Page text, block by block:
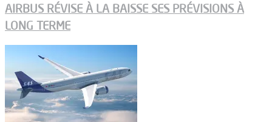
AIRBUS RÉVISE À LA BAISSE SES PRÉVISIONS À
LONG TERME